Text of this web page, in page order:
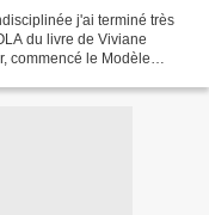
j'ai terminé très
du livre de Viviane
commencé le Modèle